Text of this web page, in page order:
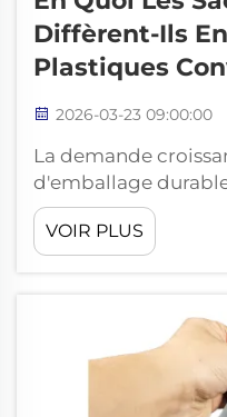
Diffèrent-Ils
Plastiques
2026-03-23 09:00:00
La demande
d'emballage
innovations
matériaux
compostables
traditionnels. Ces
de l'environnement
VOIR PLUS